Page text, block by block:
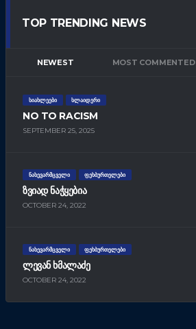
TOP TRENDING NEWS
NEWEST MOST COMMENTED
ᲡᲘᲐᲮᲚᲔᲔᲑᲘ ᲡᲚᲐᲘᲓᲔᲠᲘ
NO TO RACISM
SEPTEMBER 25, 2025
ᲜᲐᲮᲔᲕᲐᲠᲛᲪᲕᲔᲚᲘ ᲤᲔᲮᲑᲣᲠᲗᲔᲚᲔᲑᲘ
ᲖᲕᲘᲐᲓ ᲜᲐᲭᲧᲔᲑᲘᲐ
OCTOBER 24, 2022
ᲜᲐᲮᲔᲕᲐᲠᲛᲪᲕᲔᲚᲘ ᲤᲔᲮᲑᲣᲠᲗᲔᲚᲔᲑᲘ
ᲚᲔᲕᲐᲜ ᲮᲛᲐᲚᲐᲫᲔ
OCTOBER 24, 2022